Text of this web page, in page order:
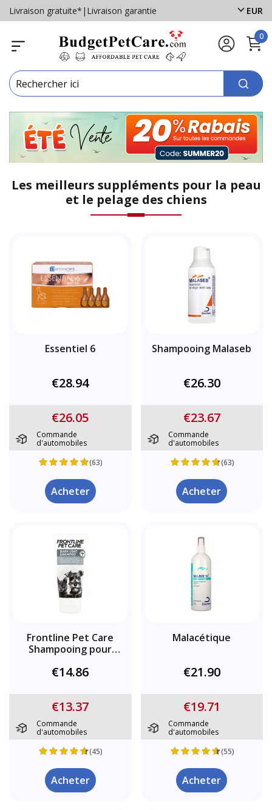
Livraison gratuite* | Livraison garantie EUR
0
Les meilleurs suppléments pour la peau
et le pelage des chiens
Essentiel 6
€28.94
€26.05
Commande
d'automobiles
(63)
Acheter
Shampooing Malaseb
€26.30
€23.67
Commande
d'automobiles
(63)
Acheter
Frontline Pet Care
Shampooing pour
€14.86
€13.37
Commande
d'automobiles
(45)
Acheter
Malacétique
€21.90
€19.71
Commande
d'automobiles
(55)
Acheter